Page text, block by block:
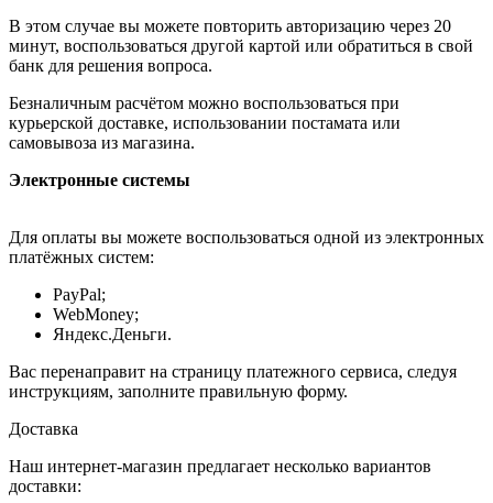
В этом случае вы можете повторить авторизацию через 20
минут, воспользоваться другой картой или обратиться в свой
банк для решения вопроса.
Безналичным расчётом можно воспользоваться при
курьерской доставке, использовании постамата или
самовывоза из магазина.
Электронные системы
Для оплаты вы можете воспользоваться одной из электронных
платёжных систем:
PayPal;
WebMoney;
Яндекс.Деньги.
Вас перенаправит на страницу платежного сервиса, следуя
инструкциям, заполните правильную форму.
Доставка
Наш интернет-магазин предлагает несколько вариантов
доставки: